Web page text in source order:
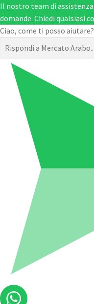
Il nostro team di
domande. Chiedi qualsiasi
Ciao, come ti posso aiutare?